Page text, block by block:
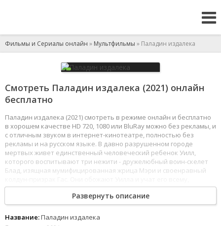
Фильмы и Сериалы онлайн » Мультфильмы » Паладин издалека
Смотреть Паладин издалека (2021) онлайн
бесплатно
Паладин издалека (2021) смотреть в режиме онлайн и бесплатно
в хорошем качестве HD 720, 1080 или BluRay можно без рекламы, и
с отличным звуком в интернет-кинотеатре, полностью без
рекламы и на русском языке. В давно разрушенном городе
мертвых живет единственный человеческий ребенок Уилл,
которого воспитывают три нежити - дружелюбный воин-скелет
Блад, изящная мумифицированная жрица Мэри и своенравный
что знают. Но однажды мальчик начинает задаваться вопросом,
кто же он на самом деле. Теперь Уилл должен разгадать тайны
этой страны и узнать секреты прошлого мертвецов. Кроме того,
ему предстоит научиться любви и милосердию хороших богов,
а также фанатизму и безумию плохих. И только после этого
Развернуть описание
Название:Паладин издалека